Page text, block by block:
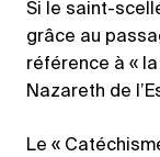
Si le saint-
grâce au
référence à «
Nazareth de
Le «